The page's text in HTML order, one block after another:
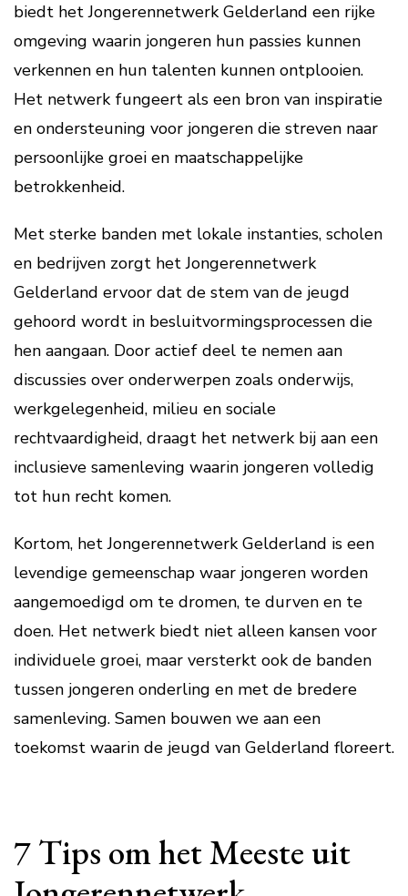
biedt het Jongerennetwerk Gelderland een rijke
omgeving waarin jongeren hun passies kunnen
verkennen en hun talenten kunnen ontplooien.
Het netwerk fungeert als een bron van inspiratie
en ondersteuning voor jongeren die streven naar
persoonlijke groei en maatschappelijke
betrokkenheid.
Met sterke banden met lokale instanties, scholen
en bedrijven zorgt het Jongerennetwerk
Gelderland ervoor dat de stem van de jeugd
gehoord wordt in besluitvormingsprocessen die
hen aangaan. Door actief deel te nemen aan
discussies over onderwerpen zoals onderwijs,
werkgelegenheid, milieu en sociale
rechtvaardigheid, draagt het netwerk bij aan een
inclusieve samenleving waarin jongeren volledig
tot hun recht komen.
Kortom, het Jongerennetwerk Gelderland is een
levendige gemeenschap waar jongeren worden
aangemoedigd om te dromen, te durven en te
doen. Het netwerk biedt niet alleen kansen voor
individuele groei, maar versterkt ook de banden
tussen jongeren onderling en met de bredere
samenleving. Samen bouwen we aan een
toekomst waarin de jeugd van Gelderland floreert.
7 Tips om het Meeste uit